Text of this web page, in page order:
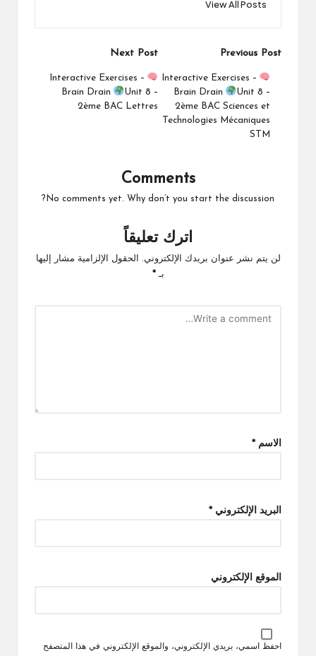
View All Posts
Post
navigation
Previous Post
Interactive Exercises –
Brain Drain
Unit 8 –
2ème BAC Sciences et
Technologies Mécaniques
STM
Next Post
Interactive Exercises –
Brain Drain
Unit 8 –
2ème BAC Lettres
Comments
No comments yet. Why don’t you start the discussion?
اترك تعليقاً
لن يتم نشر عنوان بريدك الإلكتروني.
الحقول الإلزامية مشار إليها
بـ*
الاسم *
البريد الإلكتروني *
الموقع الإلكتروني
احفظ اسمي، بريدي الإلكتروني، والموقع الإلكتروني في هذا المتصفح